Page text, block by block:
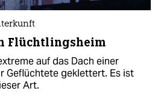
Flüchtlingsheim
auf das Dach einer
Geflüchtete geklettert. Es ist
Art.